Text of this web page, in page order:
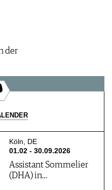
der
Köln, DE
01.02 - 30.09.2026
Assistant Sommelier
(DHA) in…